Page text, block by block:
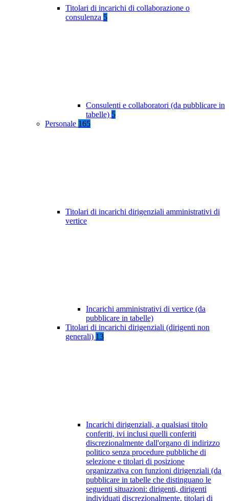
Titolari di incarichi di collaborazione o
consulenza 5
Consulenti e collaboratori (da pubblicare in
tabelle) 5
Personale 165
Titolari di incarichi dirigenziali amministrativi di
vertice
Incarichi amministrativi di vertice (da
pubblicare in tabelle)
Titolari di incarichi dirigenziali (dirigenti non
generali) 13
Incarichi dirigenziali, a qualsiasi titolo
conferiti, ivi inclusi quelli conferiti
discrezionalmente dall'organo di indirizzo
politico senza procedure pubbliche di
selezione e titolari di posizione
organizzativa con funzioni dirigenziali (da
pubblicare in tabelle che distinguano le
seguenti situazioni: dirigenti, dirigenti
individuati discrezionalmente, titolari di